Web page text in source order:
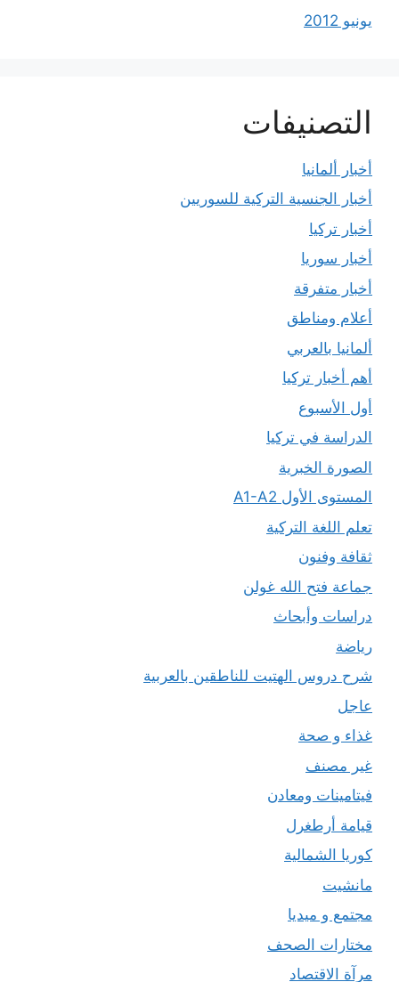
يونيو 2012
التصنيفات
أخبار ألمانيا
أخبار الجنسية التركية للسوريين
أخبار تركيا
أخبار سوريا
أخبار متفرقة
أعلام ومناطق
ألمانيا بالعربي
أهم أخبار تركيا
أول الأسبوع
الدراسة في تركيا
الصورة الخبرية
المستوى الأول A1-A2
تعلم اللغة التركية
ثقافة وفنون
جماعة فتح الله غولن
دراسات وأبحاث
رياضة
شرح دروس الهتيت للناطقين بالعربية
عاجل
غذاء و صحة
غير مصنف
فيتامينات ومعادن
قيامة أرطغرل
كوريا الشمالية
مانشيت
مجتمع و ميديا
مختارات الصحف
مرآة الاقتصاد